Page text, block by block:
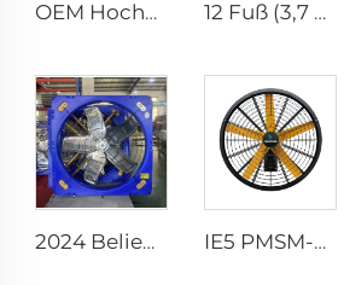
OEM Hochvolumen-Niedriggeschwindigkeit 16ft 5m PMSM-Motor Riesenfan, Stangentyp-Fan 12 Fuß (3,7 m) PMSM-Motor-Riesenventilator Sprüh-HVLS-Vertikalventilator Stangennebelventilator
2024 Beliebt 1140 1380mm Großluftleistung Abluftventilator Kühe Scheunen Lüftung Kühlung Ventilator IE5 PMSM-Motor 47'' Hohe Qualität Wandmontage-Industriefans für Lagerhallen